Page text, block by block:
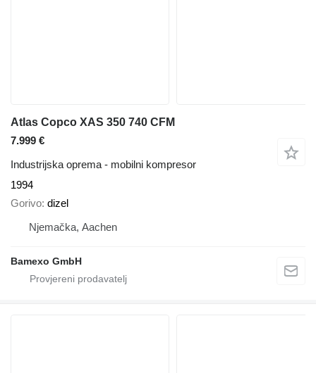
Atlas Copco XAS 350 740 CFM
7.999 €
Industrijska oprema - mobilni kompresor
1994
Gorivo dizel
Njemačka, Aachen
Bamexo GmbH